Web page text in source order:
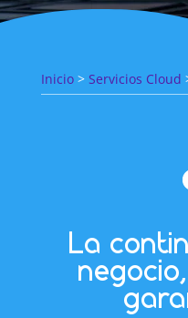
Inicio> Servicios Cloud
La